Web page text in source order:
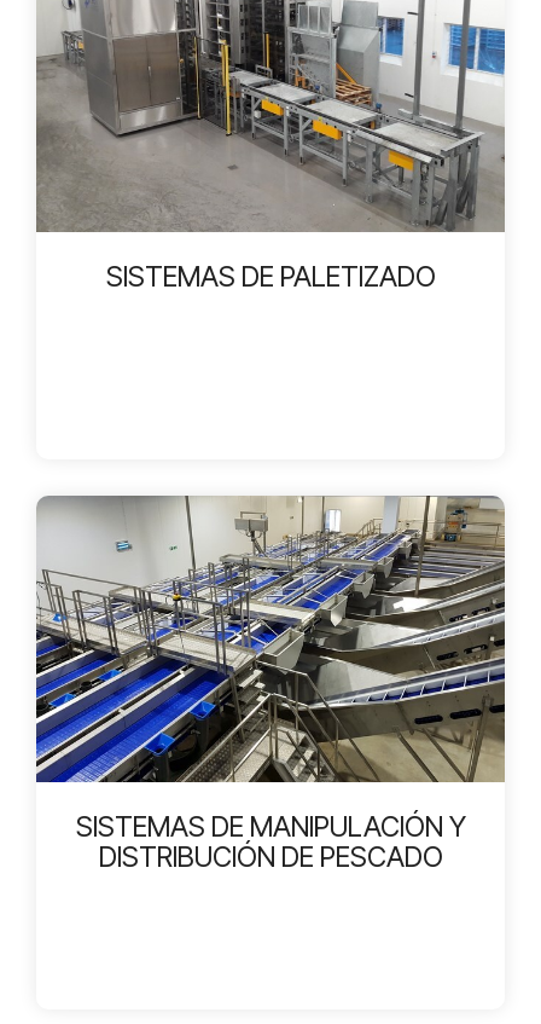
SISTEMAS DE PALETIZADO
SISTEMAS DE MANIPULACIÓN Y
DISTRIBUCIÓN DE PESCADO